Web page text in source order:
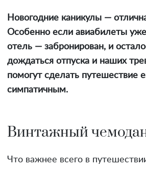
Новогодние каникулы —
Особенно если авиабилеты
отель — забронирован, и
дождаться отпуска и наших
помогут сделать путешествие
симпатичным.
Винтажный
Что важнее всего в